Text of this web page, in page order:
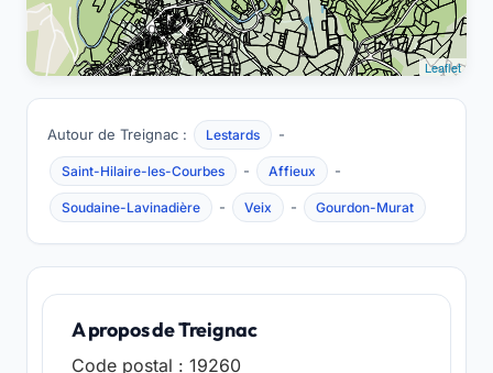
Leaflet
Autour de Treignac : Lestards -
Saint-Hilaire-les-Courbes - Affieux -
Soudaine-Lavinadière - Veix - Gourdon-Murat
A propos de Treignac
Code postal : 19260